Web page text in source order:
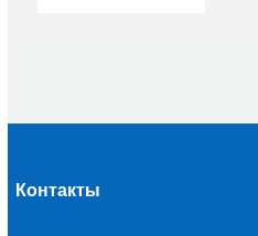
Контакты